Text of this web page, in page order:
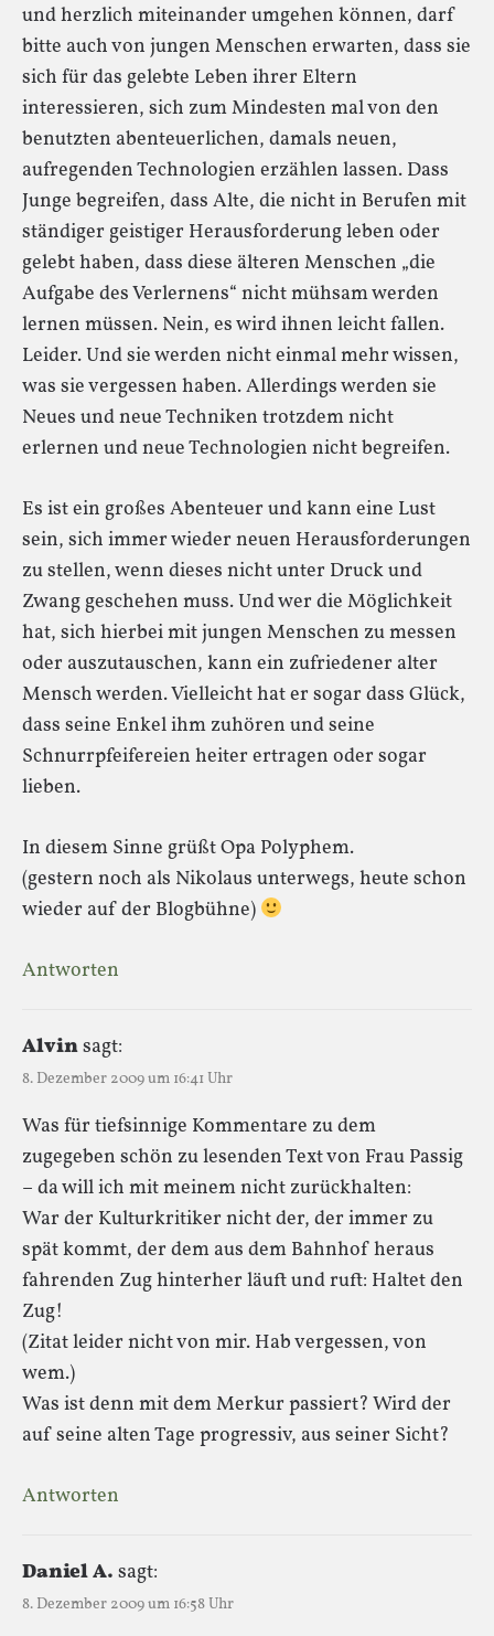
und herzlich miteinander umgehen können, darf
bitte auch von jungen Menschen erwarten, dass sie
sich für das gelebte Leben ihrer Eltern
interessieren, sich zum Mindesten mal von den
benutzten abenteuerlichen, damals neuen,
aufregenden Technologien erzählen lassen. Dass
Junge begreifen, dass Alte, die nicht in Berufen mit
ständiger geistiger Herausforderung leben oder
gelebt haben, dass diese älteren Menschen „die
Aufgabe des Verlernens“ nicht mühsam werden
lernen müssen. Nein, es wird ihnen leicht fallen.
Leider. Und sie werden nicht einmal mehr wissen,
was sie vergessen haben. Allerdings werden sie
Neues und neue Techniken trotzdem nicht
erlernen und neue Technologien nicht begreifen.
Es ist ein großes Abenteuer und kann eine Lust
sein, sich immer wieder neuen Herausforderungen
zu stellen, wenn dieses nicht unter Druck und
Zwang geschehen muss. Und wer die Möglichkeit
hat, sich hierbei mit jungen Menschen zu messen
oder auszutauschen, kann ein zufriedener alter
Mensch werden. Vielleicht hat er sogar dass Glück,
dass seine Enkel ihm zuhören und seine
Schnurrpfeifereien heiter ertragen oder sogar
lieben.
In diesem Sinne grüßt Opa Polyphem.
(gestern noch als Nikolaus unterwegs, heute schon
wieder auf der Blogbühne)
Antworten
Alvinsagt:
8. Dezember 2009 um 16:41 Uhr
Was für tiefsinnige Kommentare zu dem
zugegeben schön zu lesenden Text von Frau Passig
– da will ich mit meinem nicht zurückhalten:
War der Kulturkritiker nicht der, der immer zu
spät kommt, der dem aus dem Bahnhof heraus
fahrenden Zug hinterher läuft und ruft: Haltet den
Zug!
(Zitat leider nicht von mir. Hab vergessen, von
wem.)
Was ist denn mit dem Merkur passiert? Wird der
auf seine alten Tage progressiv, aus seiner Sicht?
Antworten
Daniel A. sagt:
8. Dezember 2009 um 16:58 Uhr